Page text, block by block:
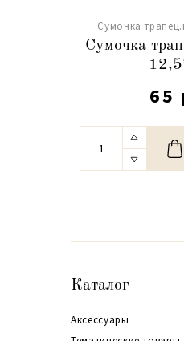
Сумочка
Сумочка
65
Каталог
Аксессуары